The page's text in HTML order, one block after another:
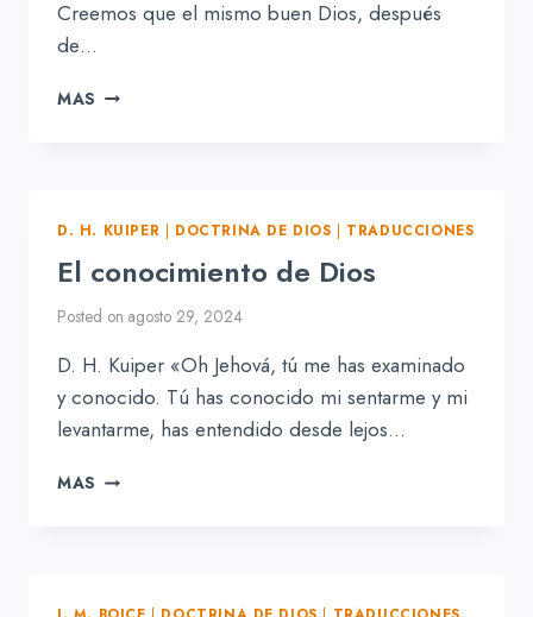
Creemos que el mismo buen Dios, después
de…
MAS LA
GOBIERNO
DE
LAS
D. H. KUIPER | DOCTRINA DE DIOS | TRADUCCIONES
El conocimiento de Dios
Posted on agosto 29, 2024
D. H. Kuiper «Oh Jehová, tú me has examinado
y conocido. Tú has conocido mi sentarme y mi
levantarme, has entendido desde lejos…
MAS EL